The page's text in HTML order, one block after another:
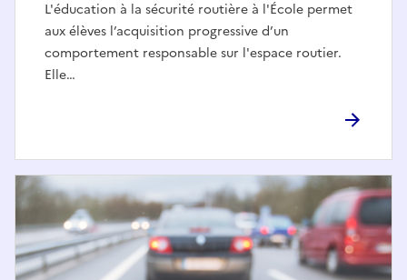
L'éducation à la sécurité routière à l'École permet
aux élèves l’acquisition progressive d’un
comportement responsable sur l'espace routier.
Elle…